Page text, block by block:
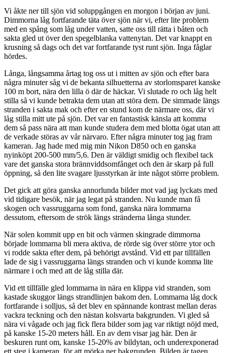
Vi åkte ner till sjön vid soluppgången en morgon i början av juni.
Dimmorna låg fortfarande täta över sjön när vi, efter lite problem
med en spång som låg under vatten, satte oss till rätta i båten och
sakta gled ut över den spegelblanka vattenytan. Det var knappt en
krusning så dags och det var fortfarande tyst runt sjön. Inga fåglar
hördes.
Långa, långsamma årtag tog oss ut i mitten av sjön och efter bara
några minuter såg vi de bekanta silhuetterna av storlomsparet kanske
100 m bort, nära den lilla ö där de häckar. Vi slutade ro och låg helt
stilla så vi kunde betrakta dem utan att störa dem. De simmade längs
stranden i sakta mak och efter en stund kom de närmare oss, där vi
låg stilla mitt ute på sjön. Det var en fantastisk känsla att komma
dem så pass nära att man kunde studera dem med blotta ögat utan att
de verkade störas av vår närvaro. Efter några minuter tog jag fram
kameran. Jag hade med mig min Nikon D850 och en ganska
nyinköpt 200-500 mm/5,6. Den är väldigt smidig och flexibel tack
vare det ganska stora brännviddsomfånget och den är skarp på full
öppning, så den lite svagare ljusstyrkan är inte något större problem.
Det gick att göra ganska annorlunda bilder mot vad jag lyckats med
vid tidigare besök, när jag legat på stranden. Nu kunde man få
skogen och vassruggarna som fond, ganska nära lommarna
dessutom, eftersom de strök längs stränderna långa stunder.
När solen kommit upp en bit och värmen skingrade dimmorna
började lommarna bli mera aktiva, de rörde sig över större ytor och
vi rodde sakta efter dem, på behörigt avstånd. Vid ett par tillfällen
lade de sig i vassruggarna längs stranden och vi kunde komma lite
närmare i och med att de låg stilla där.
Vid ett tillfälle gled lommarna in nära en klippa vid stranden, som
kastade skuggor längs strandlinjen bakom den. Lommarna låg dock
fortfarande i solljus, så det blev en spännande kontrast mellan deras
vackra teckning och den nästan kolsvarta bakgrunden. Vi gled så
nära vi vågade och jag fick flera bilder som jag var riktigt nöjd med,
på kanske 15-20 meters håll. En av dem visar jag här. Den är
beskuren runt om, kanske 15-20% av bildytan, och underexponerad
ett steg i kameran, för att mörka ner bakgrunden. Bilden är tagen